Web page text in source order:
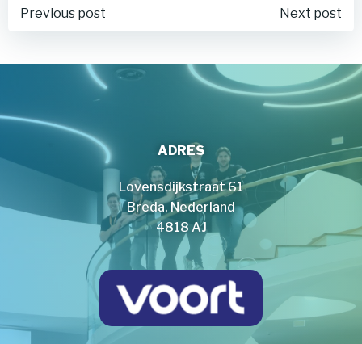
Post
navigation
Previous post
Post
navigation
Next post
ADRES
Lovensdijkstraat 61
Breda, Nederland
4818 AJ